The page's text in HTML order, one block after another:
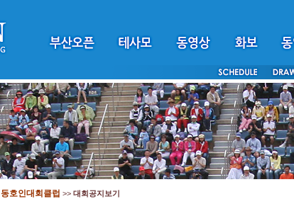
동호인대회클럽 >> 대회공지보기